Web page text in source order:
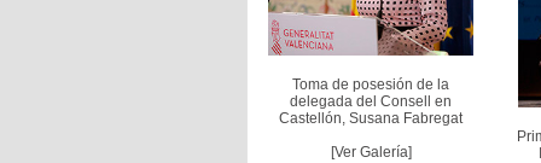
Toma de posesión de la
delegada del Consell en
Castellón, Susana Fabregat
[Ver Galería]